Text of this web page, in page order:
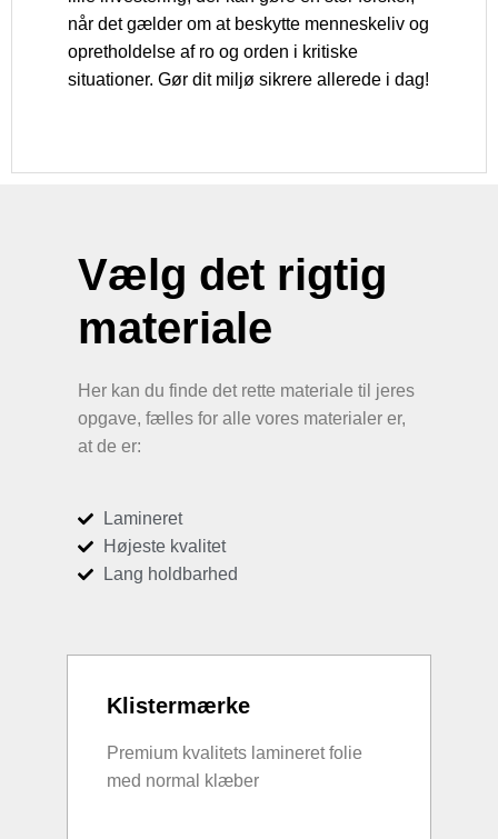
når det gælder om at beskytte menneskeliv og
opretholdelse af ro og orden i kritiske
situationer. Gør dit miljø sikrere allerede i dag!
Vælg det rigtig
materiale
Her kan du finde det rette materiale til jeres
opgave, fælles for alle vores materialer er,
at de er:
Lamineret
Højeste kvalitet
Lang holdbarhed
Klistermærke
Premium kvalitets lamineret folie
med normal klæber